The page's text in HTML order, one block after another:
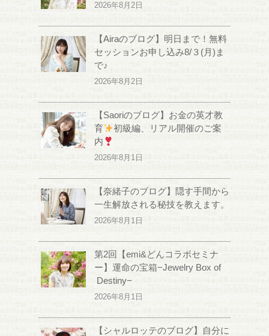
2026年8月2日
【Airaのブログ】明日まで！無料
セッションお申し込み8/３(月)ま
で♪
2026年8月2日
【Saoriのブログ】お金の英才教
育
初級編、リアル開催のご案
内
2026年8月1日
【奈緒子のブログ】隠す手間から
一生解放される秘技を教えます。
2026年8月1日
第2回【emi&どんコラボセミナ
ー】運命の宝箱−Jewelry Box of
Destiny−
2026年8月1日
【シャルロッテのブログ】自分に